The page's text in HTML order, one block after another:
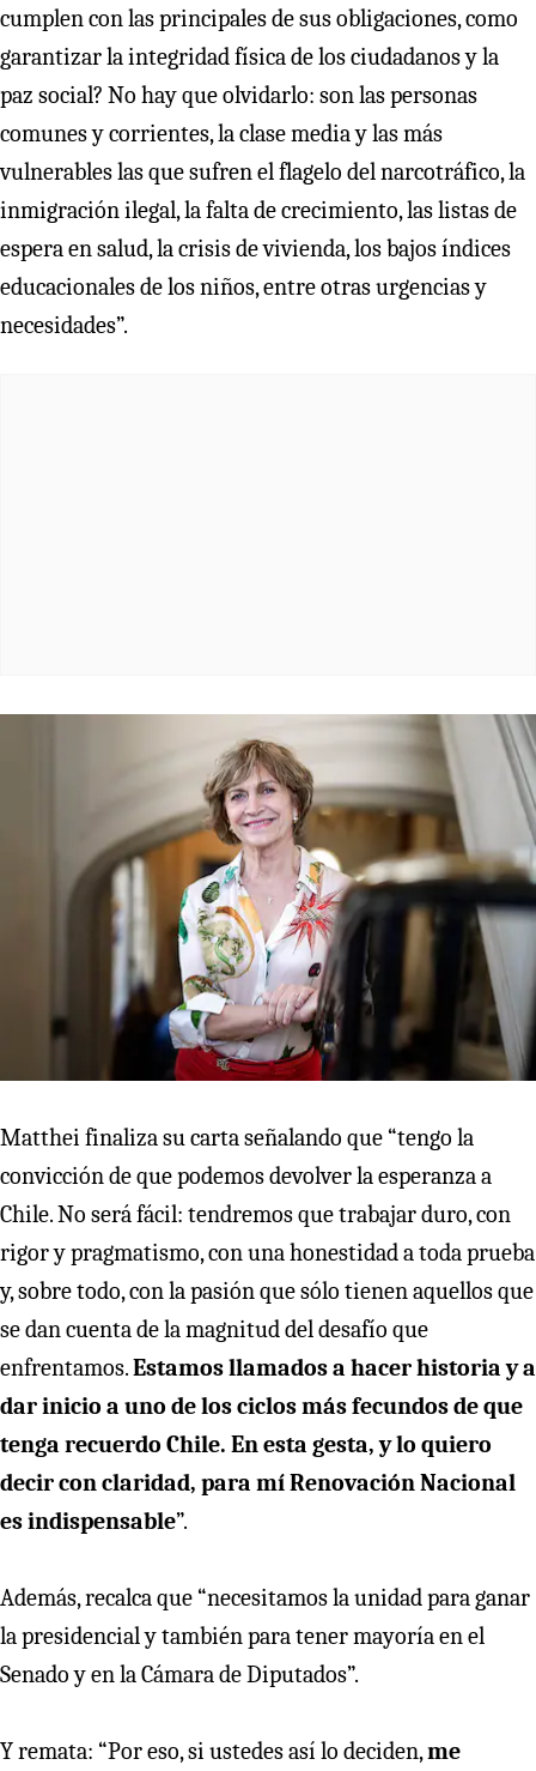
cumplen con las principales de sus obligaciones, como
garantizar la integridad física de los ciudadanos y la
paz social? No hay que olvidarlo: son las personas
comunes y corrientes, la clase media y las más
vulnerables las que sufren el flagelo del narcotráfico, la
inmigración ilegal, la falta de crecimiento, las listas de
espera en salud, la crisis de vivienda, los bajos índices
educacionales de los niños, entre otras urgencias y
necesidades”.
Matthei finaliza su carta señalando que “tengo la
convicción de que podemos devolver la esperanza a
Chile. No será fácil: tendremos que trabajar duro, con
rigor y pragmatismo, con una honestidad a toda prueba
y, sobre todo, con la pasión que sólo tienen aquellos que
se dan cuenta de la magnitud del desafío que
enfrentamos.Estamos llamados a hacer historia y a
dar inicio a uno de los ciclos más fecundos de que
tenga recuerdo Chile. En esta gesta, y lo quiero
decir con claridad, para mí Renovación Nacional
es indispensable”.
Además, recalca que “necesitamos la unidad para ganar
la presidencial y también para tener mayoría en el
Senado y en la Cámara de Diputados”.
Y remata: “Por eso, si ustedes así lo deciden,me